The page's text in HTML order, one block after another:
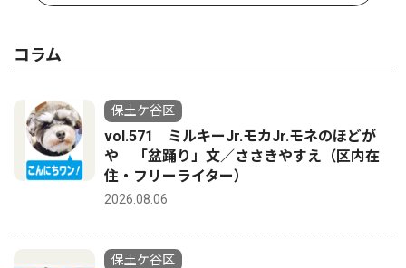
コラム
保土ケ谷区
vol.571 ミルキーJr.モカJr.モネのほどが
や 「盆踊り」文／ささきやすえ（区内在
住・フリーライター）
2026.08.06
保土ケ谷区